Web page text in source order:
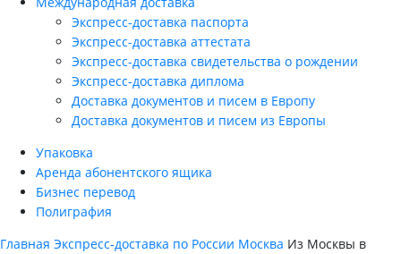
Экспресс-доставка паспорта
Экспресс-доставка аттестата
Экспресс-доставка свидетельства о рождении
Экспресс-доставка диплома
Доставка документов и писем в Европу
Доставка документов и писем из Европы
Упаковка
Аренда абонентского ящика
Бизнес перевод
Полиграфия
Главная Экспресс-доставка по России Москва Из Москвы в